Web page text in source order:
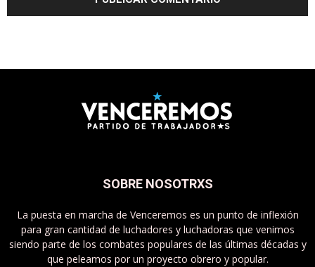
SOBRE NOSOTRXS
La puesta en marcha de Venceremos es un punto de inflexión
para gran cantidad de luchadores y luchadoras que venimos
siendo parte de los combates populares de las últimas décadas y
que peleamos por un proyecto obrero y popular.